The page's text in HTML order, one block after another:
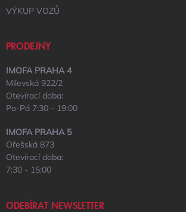
VÝKUP VOZŮ
PRODEJNY
IMOFA PRAHA 4
Milevská 922/2
Otevírací doba:
Po-Pá 7:30 - 19:00
IMOFA PRAHA 5
Ořešská 873
Otevírací doba:
7:30 - 15:00
ODEBÍRAT NEWSLETTER